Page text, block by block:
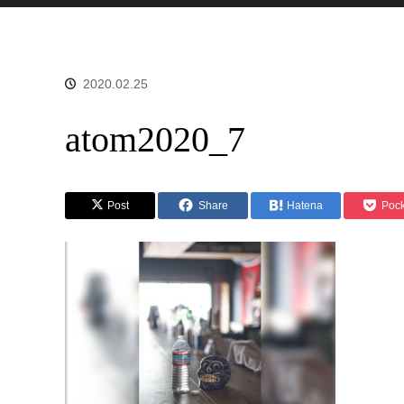
2020.02.25
atom2020_7
Post Share Hatena